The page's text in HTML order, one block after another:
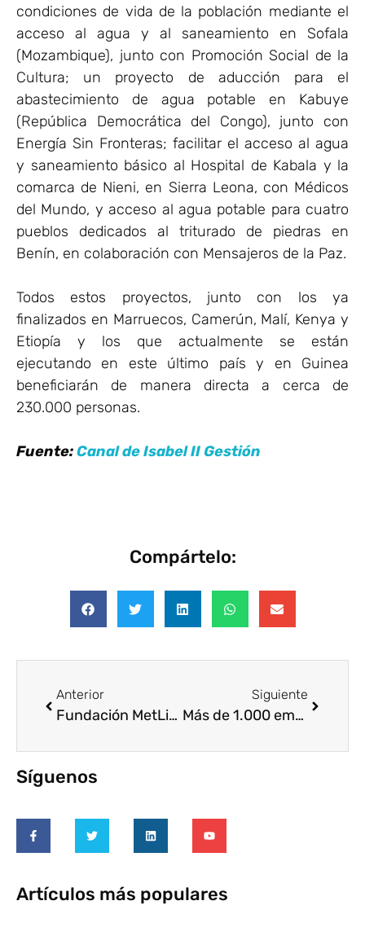
condiciones de vida de la población mediante el
acceso al agua y al saneamiento en Sofala
(Mozambique), junto con Promoción Social de la
Cultura; un proyecto de aducción para el
abastecimiento de agua potable en Kabuye
(República Democrática del Congo), junto con
Energía Sin Fronteras; facilitar el acceso al agua
y saneamiento básico al Hospital de Kabala y la
comarca de Nieni, en Sierra Leona, con Médicos
del Mundo, y acceso al agua potable para cuatro
pueblos dedicados al triturado de piedras en
Benín, en colaboración con Mensajeros de la Paz.
Todos estos proyectos, junto con los ya
finalizados en Marruecos, Camerún, Malí, Kenya y
Etiopía y los que actualmente se están
ejecutando en este último país y en Guinea
beneficiarán de manera directa a cerca de
230.000 personas.
Fuente:Canal de Isabel II Gestión
Compártelo:
Anterior
Fundación MetLife y TECHO construyen 20 casas en el Estado de México
Siguiente
Más de 1.000 empleados de NH Hotel Group participaron en acciones de voluntariado
Síguenos
Artículos más populares